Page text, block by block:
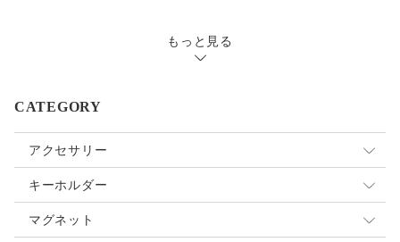
もっと見る
CATEGORY
アクセサリー
イヤリング
ピアス
キーホルダー
ストラップ
マグネット